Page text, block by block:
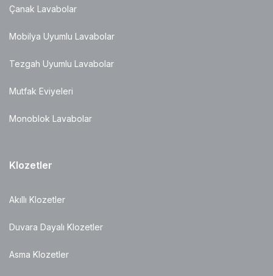
Çanak Lavabolar
Mobilya Uyumlu Lavabolar
Tezgah Uyumlu Lavabolar
Mutfak Eviyeleri
Monoblok Lavabolar
Klozetler
Akıllı Klozetler
Duvara Dayalı Klozetler
Asma Klozetler